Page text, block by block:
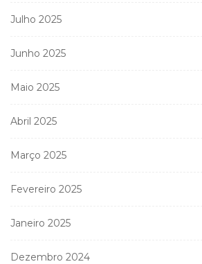
Julho 2025
Junho 2025
Maio 2025
Abril 2025
Março 2025
Fevereiro 2025
Janeiro 2025
Dezembro 2024